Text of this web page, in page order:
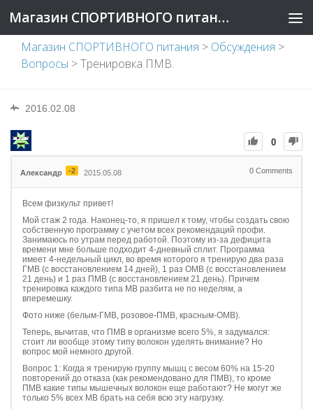
Магазин СПОРТИВНОГО питания
Магазин СПОРТИВНОГО питания > Обсуждения >
Вопросы >Тренировка ПМВ.
2016.02.08
0
Александр -2 2015.05.08 0 Comments
Всем физкульт привет!
Мой стаж 2 года. Наконец-то, я пришел к тому, чтобы создать свою
собственную программу с учетом всех рекомендаций профи.
Занимаюсь по утрам перед работой. Поэтому из-за дефицита
времени мне больше подходит 4-дневный сплит. Программа
имеет 4-недельный цикл, во время которого я тренирую два раза
ГМВ (с восстановлением 14 дней), 1 раз ОМВ (с восстановлением
21 день) и 1 раз ПМВ (с восстановлением 21 день). Причем
тренировка каждого типа МВ разбита не по неделям, а
вперемешку.
Фото ниже (белым-ГМВ, розовое-ПМВ, красным-ОМВ).
Теперь, вычитав, что ПМВ в организме всего 5%, я задумался:
стоит ли вообще этому типу волокон уделять внимание? Но
вопрос мой немного другой.
Вопрос 1: Когда я тренирую группу мышц с весом 60% на 15-20
повторений до отказа (как рекомендовано для ПМВ), то кроме
ПМВ какие типы мышечных волокон еще работают? Не могут же
только 5% всех МВ брать на себя всю эту нагрузку.